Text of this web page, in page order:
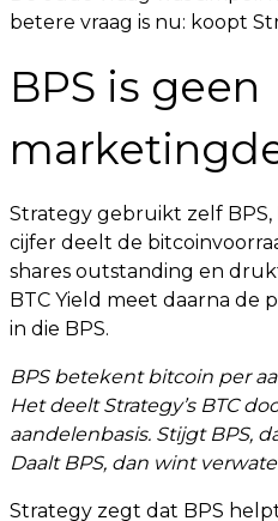
betere vraag is nu: koopt
BPS is geen
Strategy gebruikt zelf BPS,
cijfer deelt de
shares outstanding en
BTC Yield meet daarna de
in die BPS.
BPS betekent bitcoin per
Het deelt Strategy’s BTC
aandelenbasis. Stijgt BPS,
Daalt BPS, dan wint
Strategy zegt dat BPS